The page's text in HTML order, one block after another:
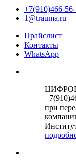
+7(910)466-
1@trauma.ru
Прайслист
Контакты
WhatsApp
при